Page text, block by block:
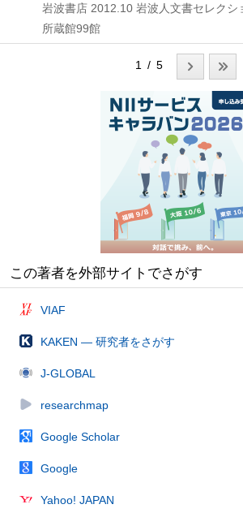
岩波書店 2012.10 岩波人文書セレクシ
所蔵館99館
1 / 5
この著者を外部サイトでさがす
VIAF
KAKEN — 研究者をさがす
J-GLOBAL
researchmap
Google Scholar
Google
Yahoo! JAPAN